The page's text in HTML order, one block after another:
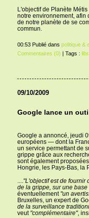
L'objectif de Planète
notre environnement, afin
de notre planète de se
commun.
00:53 Publié dans politique &
Commentaires (0) | Tags :
09/10/2009
Google lance un
Google a annoncé, jeudi
européens — dont la
un service permettant de
grippe grâce aux
sont également
Hongrie, les Pays-Bas, la
"L'objectif est de fournir
de la grippe, sur une
éventuellement "un
Bruxelles, un expert de
de la surveillance
veut "complémentaire",